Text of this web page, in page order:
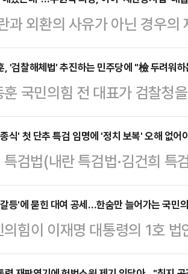
과 외환의 사유가 아닌 경우
) 것이 국회 입법조사처와 헌
러싼 총 5건의 재판에 대해 더
'형사소송법 개정안' 추진 의
식 국회의장이 관련 논란에 대
랑재에서 열린 취임 1주년 기
정안을 놓고 의견이 첨예한데
안에 대해 찬성…
, '검찰해체법' 추진하는 민주당에 "檢 두려워
훈 국민의힘 전 대표가 검찰청
위원회를 새로 만드는 이른바 '
향해 "할 일을 제대로 하는 검
지적했다.한동훈 전 대표는
나라에서 없었으면 한다'는
었으면 좋겠다는 게 선량한 국
대표는 "민주당 의원들이 오
에 발의했다"며…
식' 첫 단추 특검 임명에 '정치 보복' 오해 없
검법(내란 특검법·김건희 특
으로 심의·의결됐다. 새 정부
본 셈이다. 이에따라 국민적
될 것이냐로 향하고 있다.세
터 각각 1명씩 후보자 추천을
등'에 묻힌 대여 공세…한숨만 늘어가는 국민
의힘이 이재명 대통령의 1호
통령 재판 일정을 줄줄이 연